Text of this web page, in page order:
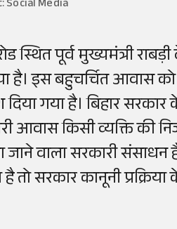
Social Media
स्थित पूर्व मुख्यमंत्री
है। इस बहुचर्चित आवास
गया है। बिहार सरकार
किसी व्यक्ति की
वाला सरकारी संसाधन
सरकार कानूनी